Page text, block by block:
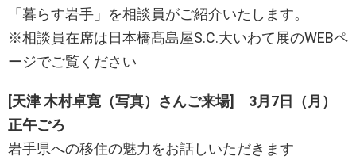
「暮らす岩手」を相談員がご紹介いたします。
※相談員在席は日本橋髙島屋S.C.大いわて展のWEBペ
ージでご覧ください
[天津 木村卓寛（写真）さんご来場] 3月7日（月）
正午ごろ
岩手県への移住の魅力をお話しいただきます